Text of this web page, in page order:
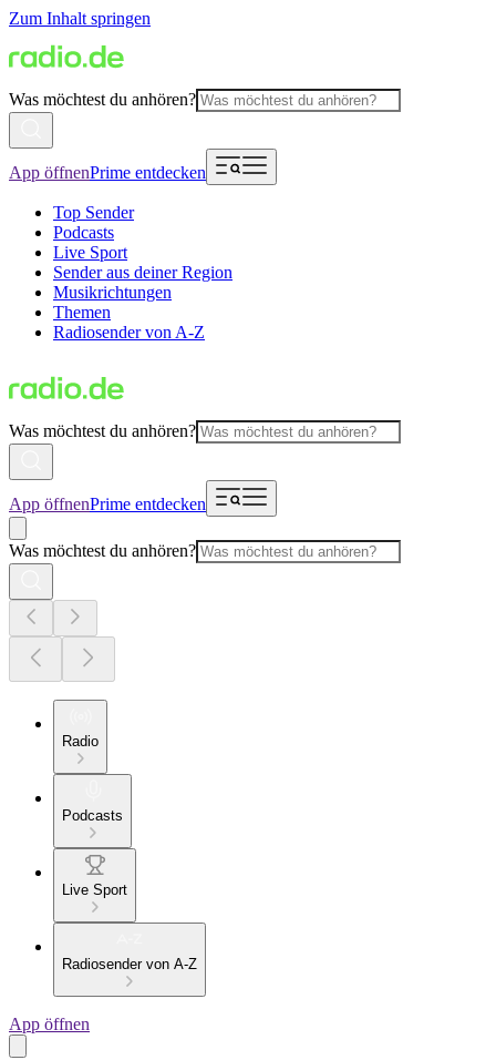
Zum Inhalt springen
Was möchtest du anhören?
App öffnenPrime entdecken
Top Sender
Podcasts
Live Sport
Sender aus deiner Region
Musikrichtungen
Themen
Radiosender von A-Z
Was möchtest du anhören?
App öffnenPrime entdecken
Was möchtest du anhören?
Radio
Podcasts
Live Sport
Radiosender von A-Z
App öffnen